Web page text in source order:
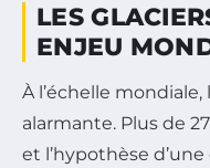
LES
ENJEU
À l’échelle
alarmante. Plus de
et l’hypothèse